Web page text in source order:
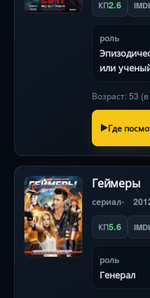
КП2.6
роль
или
Возраст: 53
Где
Геймеры
сериал
КП5.6
роль
Генерал